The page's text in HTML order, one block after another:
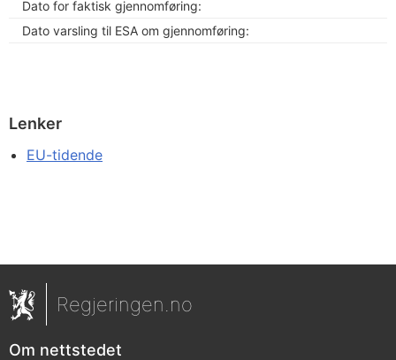
Dato for faktisk gjennomføring:
Dato varsling til ESA om gjennomføring:
Lenker
EU-tidende
Regjeringen.no
Om nettstedet